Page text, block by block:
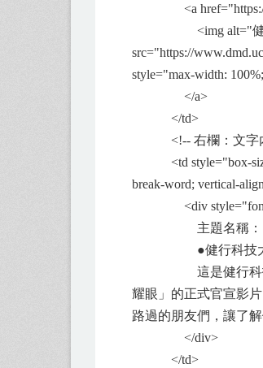
<a href="https://
<img alt="健行
src="https://
style="max-width:
</a>
</td>
<!-- 右欄：文字內
<td style="box-sizing:
break-word; vertical-
<div style="font-
主題名稱：＋數
●健行科技大學
這是健行科技大學
耀眼」的正式官宣影
路過的朋友們，讓了
</div>
</td>